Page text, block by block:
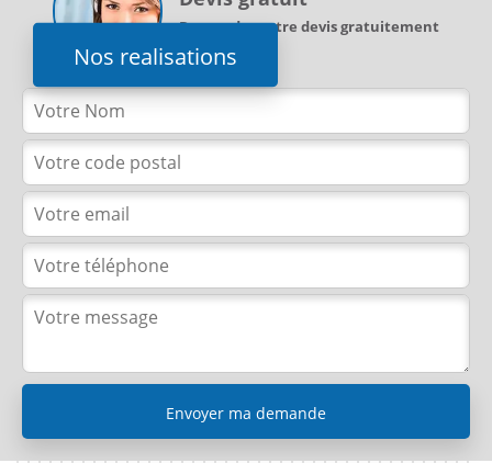
Nos realisations
Demandez votre devis gratuitement